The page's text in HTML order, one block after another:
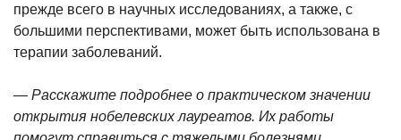
прежде всего в научных исследованиях, а также, с
большими перспективами, может быть использована в
терапии заболеваний.
— Расскажите подробнее о практическом значении
открытия нобелевских лауреатов. Их работы